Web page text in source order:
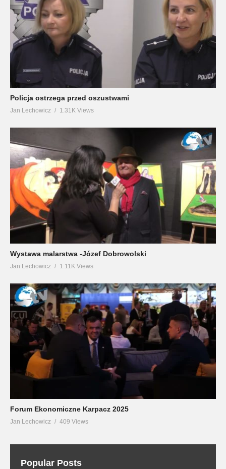
Policja ostrzega przed oszustwami
Jan Lechowicz 1.31K Views
Wystawa malarstwa -Józef Dobrowolski
Jan Lechowicz 1.11K Views
Forum Ekonomiczne Karpacz 2025
Jan Lechowicz 409 Views
Popular Posts